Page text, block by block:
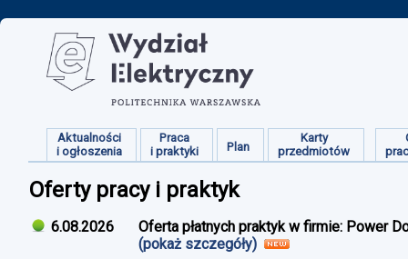
Aktualności
i ogłoszenia
Praca
i praktyki
Plan
Karty
przedmiotów
Oferty pracy i praktyk
6.08.2026
Oferta płatnych praktyk w firmie: Power
(pokaż szczegóły)